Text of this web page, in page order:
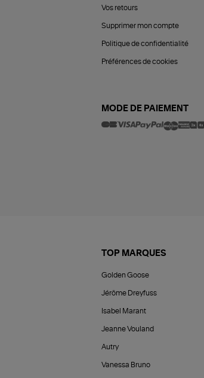
Vos retours
Supprimer mon compte
Politique de confidentialité
Préférences de cookies
MODE DE PAIEMENT
TOP MARQUES
Golden Goose
Jérôme Dreyfuss
Isabel Marant
Jeanne Vouland
Autry
Vanessa Bruno